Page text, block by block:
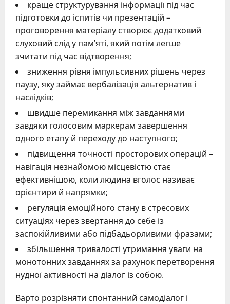
краще структурування інформації під час
підготовки до іспитів чи презентацій –
проговорення матеріалу створює додатковий
слуховий слід у пам’яті, який потім легше
зчитати під час відтворення;
зниження рівня імпульсивних рішень через
паузу, яку займає вербалізація альтернатив і
наслідків;
швидше перемикання між завданнями
завдяки голосовим маркерам завершення
одного етапу й переходу до наступного;
підвищення точності просторових операцій –
навігація незнайомою місцевістю стає
ефективнішою, коли людина вголос називає
орієнтири й напрямки;
регуляція емоційного стану в стресових
ситуаціях через звертання до себе із
заспокійливими або підбадьорливими фразами;
збільшення тривалості утримання уваги на
монотонних завданнях за рахунок перетворення
нудної активності на діалог із собою.
Варто розрізняти спонтанний самодіалог і